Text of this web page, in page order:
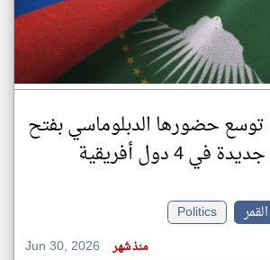
توسع حضورها الدبلوماسي بفتح
في 4 دول أفريقية
Politics
Jun 30, 2026
منذ شهر